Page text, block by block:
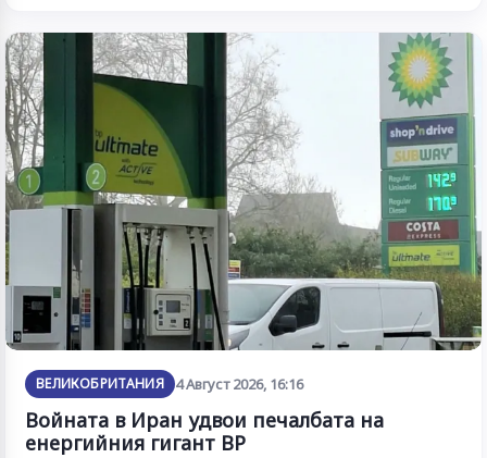
ВЕЛИКОБРИТАНИЯ 4 Август 2026, 16:16
Войната в Иран удвои печалбата на
енергийния гигант BP